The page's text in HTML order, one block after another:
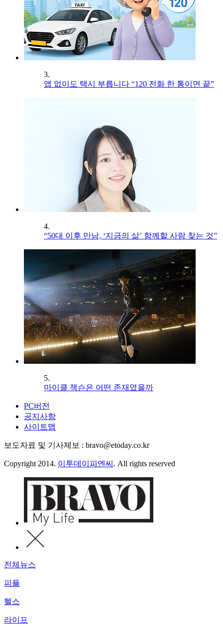
3.
앱 없이도 택시 부릅니다 “120 전화 한 통이면 끝”
4.
“50대 이후 만남, ‘지금의 삶’ 함께할 사람 찾는 것”
5.
마이클 잭슨은 어떤 존재였을까
PC버전
공지사항
사이트맵
보도자료 및 기사제보 : bravo@etoday.co.kr
Copyright 2014. 이투데이피엔씨 . All rights reserved
전체뉴스
피플
헬스
라이프